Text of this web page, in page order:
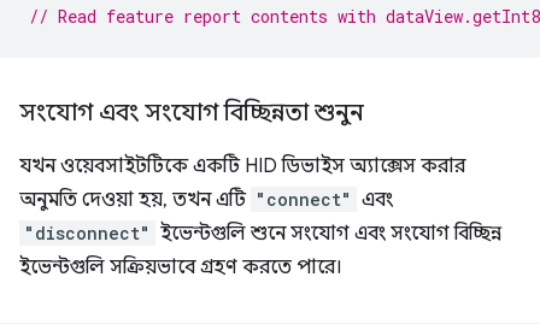
// Read feature report contents with
সংযোগ এবং সংযোগ বিচ্ছিন্নতা শুনুন
যখন ওয়েবসাইটটিকে একটি HID ডিভাইস অ্যাক্সেস করার
অনুমতি দেওয়া হয়, তখন এটি "connect" এবং
"disconnect" ইভেন্টগুলি শুনে সংযোগ এবং সংযোগ বিচ্ছিন্ন
ইভেন্টগুলি সক্রিয়ভাবে গ্রহণ করতে পারে।